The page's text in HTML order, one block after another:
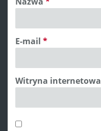
E-mail *
Witryna internetowa